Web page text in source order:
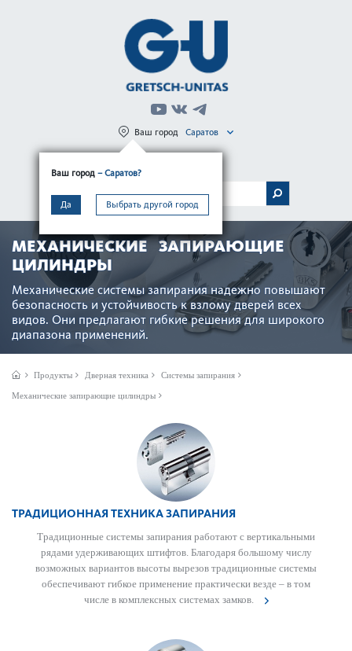
Ваш город – Саратов?
Да Выбрать другой город
Ваш город Саратов
МЕНЮ
МЕХАНИЧЕСКИЕ ЗАПИРАЮЩИЕ
ЦИЛИНДРЫ
Механические сис­темы запирания надежно повы­шают
безоп­асность и устойчив­ость к взлому дверей всех
видов. Они предлагают гибкие решения для широкого
диапа­зона применений.
Продукты Дверная техника Системы запирания
Механические запирающие цилиндры
ТРАДИЦИОННАЯ ТЕХНИКА ЗАПИРАНИЯ
Традицио­нные сис­темы запирания работают с вертик­альными
рядами удерживающих штифтов. Благодаря большому числу
возможных вар­иантов высоты вырезов традицио­нные сис­темы
обеспечивают гибкое применение практически везде – в том
числе в комплексных сис­темах замков.